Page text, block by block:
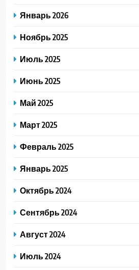
Январь 2026
Ноябрь 2025
Июль 2025
Июнь 2025
Май 2025
Март 2025
Февраль 2025
Январь 2025
Октябрь 2024
Сентябрь 2024
Август 2024
Июль 2024